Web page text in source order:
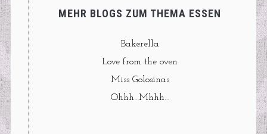
MEHR BLOGS ZUM THEMA ESSEN
Bakerella
Love from the oven
Miss Golosinas
Ohhh…Mhhh…